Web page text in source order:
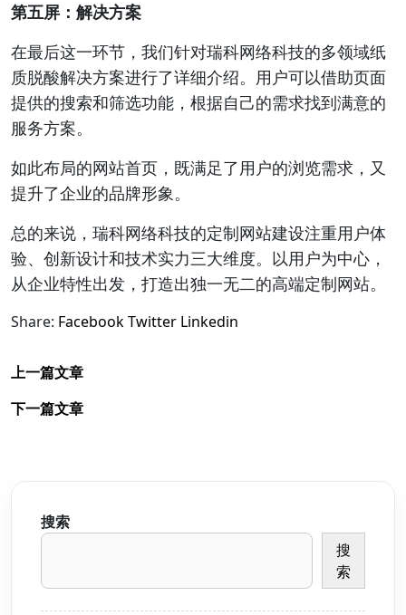
第五屏：解决方案
在最后这一环节，我们针对瑞科网络科技的多领域纸
质脱酸解决方案进行了详细介绍。用户可以借助页面
提供的搜索和筛选功能，根据自己的需求找到满意的
服务方案。
如此布局的网站首页，既满足了用户的浏览需求，又
提升了企业的品牌形象。
总的来说，瑞科网络科技的定制网站建设注重用户体
验、创新设计和技术实力三大维度。以用户为中心，
从企业特性出发，打造出独一无二的高端定制网站。
Share: FacebookTwitter Linkedin
上一篇文章
下一篇文章
搜索
搜
索